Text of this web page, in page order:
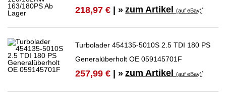
218,97 € | » zum Artikel(auf eBay)*
Turbolader 454135-5010S 2.5 TDI 180 PS
Generalüberholt OE 059145701F
257,99 € | » zum Artikel(auf eBay)*